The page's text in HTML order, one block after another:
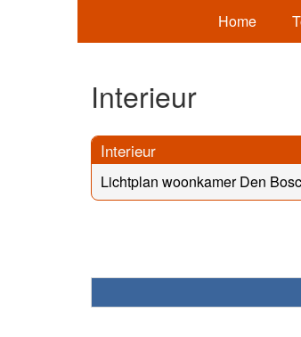
Home
Interieur
Interieur
Lichtplan woonkamer Den